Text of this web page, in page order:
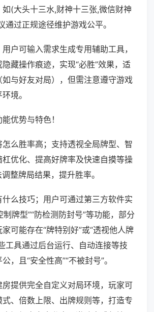
(大头十三水,财神十三张,微信财神
通过正规途径维护游戏公平。
户可输入需求生成专用辅助工具，
藏操作痕迹，实现“必胜”效果，适
与好友对局），但需注意遵守游戏
境。
优势与特色！
么胜率高；支持透视全局牌型、智
优化、提高好牌率及快速自摸等操
整牌局结果，提升胜率。
么技巧；用户可通过第三方软件实
制牌型”“防检测防封号”等功能，部分
可能存在“牌特别好”或“透视他人牌
工具通过后台运行、自动连接等技
，且“安全性高”“不被封号”。
提供完全自定义对局环境，玩家可
式、倍数上限、出牌规则等，打造专